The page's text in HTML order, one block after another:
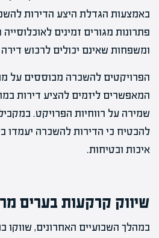
באמצעות הגדלת היצע הדירות
פתרונות מגורים זמינים
ומשפחות שאינם יכולים לרכוש
הפרויקטים להשכרה מבוססים על
המאפשרים ליזמים להציע דירות
שמירה על רווחיות הפרויקט.
להבטיח כי הדירות להשכרה יעמדו
איכות ובטיחות.
שיווק קרקעות בערים
במהלך השבועיים האחרונים, שווקו